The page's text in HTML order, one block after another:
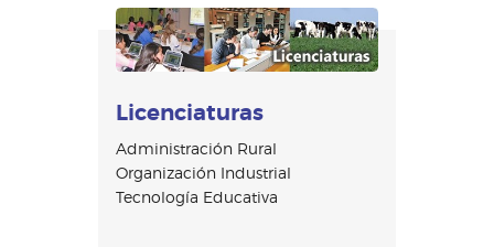
Licenciaturas
Administración Rural
Organización Industrial
Tecnología Educativa